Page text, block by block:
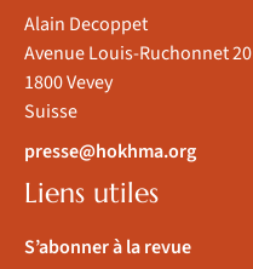
Alain Decoppet
Avenue Louis-Ruchonnet 20
1800 Vevey
Suisse
presse@hokhma.org
Liens utiles
S’abonner à la revue